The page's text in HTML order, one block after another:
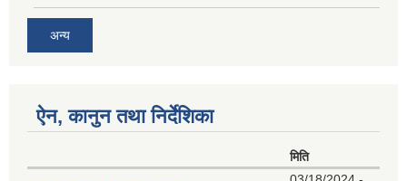
अन्य
ऐन, कानुन तथा निर्देशिका
मिति